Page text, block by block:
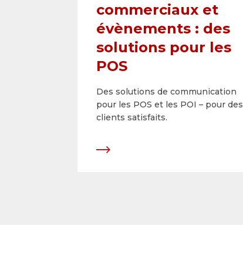
commerciaux et
évènements : des
solutions pour les
POS
Des solutions de communication
pour les POS et les POI – pour des
clients satisfaits.